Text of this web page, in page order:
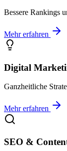
Bessere Rankings
Mehr erfahren
Digital
Ganzheitliche
Mehr erfahren
SEO &